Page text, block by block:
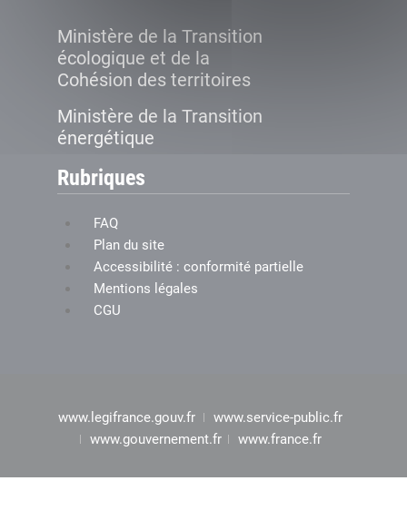
Ministère de la Transition
écologique et de la
Cohésion des territoires
Ministère de la Transition
énergétique
Rubriques
FAQ
Plan du site
Accessibilité : conformité partielle
Mentions légales
CGU
www.legifrance.gouv.fr
www.service-public.fr
www.gouvernement.fr
www.france.fr